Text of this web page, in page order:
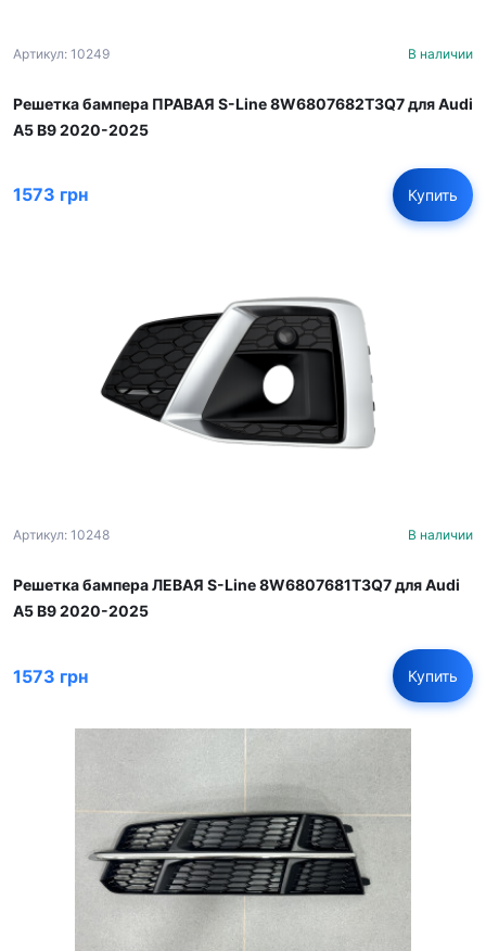
Артикул: 10249 В наличии
Решетка бампера ПРАВАЯ S-Line 8W6807682T3Q7 для Audi
A5 B9 2020-2025
1573 грн Купить
Артикул: 10248 В наличии
Решетка бампера ЛЕВАЯ S-Line 8W6807681T3Q7 для Audi
A5 B9 2020-2025
1573 грн Купить